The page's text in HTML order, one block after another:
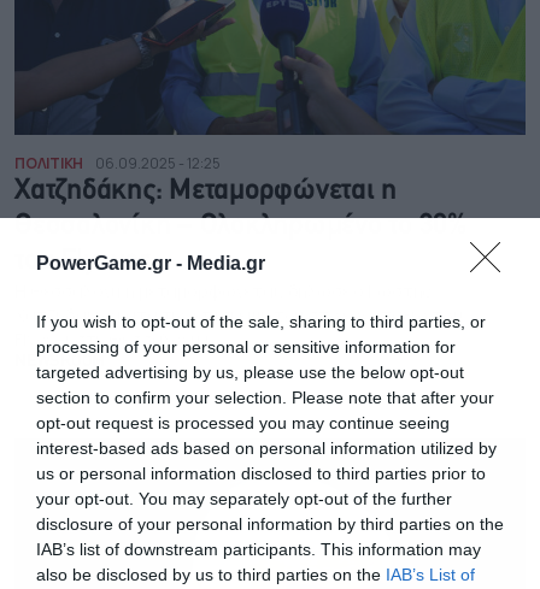
PowerGame.gr - Media.gr
If you wish to opt-out of the sale, sharing to third parties, or
processing of your personal or sensitive information for
targeted advertising by us, please use the below opt-out
section to confirm your selection. Please note that after your
opt-out request is processed you may continue seeing
interest-based ads based on personal information utilized by
us or personal information disclosed to third parties prior to
your opt-out. You may separately opt-out of the further
disclosure of your personal information by third parties on the
IAB’s list of downstream participants. This information may
also be disclosed by us to third parties on the IAB’s List of
ΠΟΛΙΤΙΚΗ 06.09.2025 - 12:25
Χατζηδάκης: Μεταμορφώνεται η
Θεσσαλονίκη – Ολοκληρωμένο το 30%
του Flyover
Χατζηδάκης κατά την επίσκεψή του στο εργοτάξιο του
Flyover στη Θεσσαλονίκη
NEWSROOM